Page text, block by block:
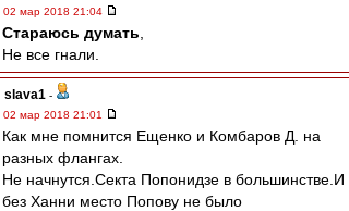
02 мар 2018 21:04
Стараюсь думать
Не все гнали.
slava1 -
02 мар 2018 21:01
Как мне помнится Ещенко и Комбаров Д. на
разных флангах.
Не начнутся.Секта Попонидзе в большинстве.И
без Ханни место Попову не было